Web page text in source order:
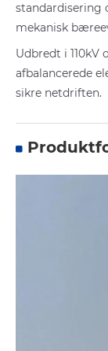
standardisering
mekanisk
Udbredt i
afbalancerede
sikre netdriften.